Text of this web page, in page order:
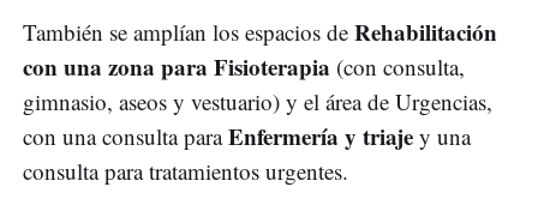
También se amplían los espacios de Rehabilitación
con una zona para Fisioterapia (con consulta,
gimnasio, aseos y vestuario) y el área de Urgencias,
con una consulta paraEnfermería y triaje y una
consulta para tratamientos urgentes.